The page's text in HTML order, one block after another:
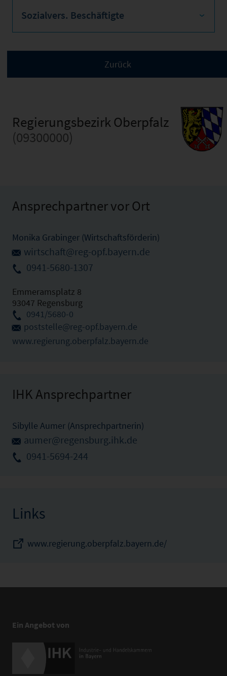
Sozialvers. Beschäftigte
Regierungsbezirk Oberpfalz
(09300000)
Ansprechpartner vor Ort
Monika Grabinger (Wirtschaftsförderin)
wirtschaft@reg-opf.bayern.de
0941-5680-1307
Emmeramsplatz 8
93047 Regensburg
0941/5680-0
poststelle@reg-opf.bayern.de
www.regierung.oberpfalz.bayern.de
IHK Ansprechpartner
Sibylle Aumer (Ansprechpartnerin)
aumer@regensburg.ihk.de
0941-5694-244
Links
www.regierung.oberpfalz.bayern.de/
Ein Angebot von